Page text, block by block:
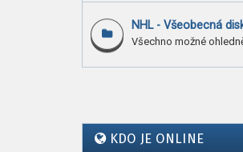
NHL - Všeobecná
Všechno možné
KDO JE ONLINE